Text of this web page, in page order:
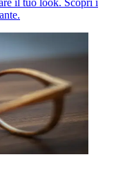
il tuo look. Scopri i